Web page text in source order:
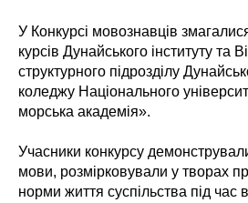
У Конкурсі мовознавців
курсів Дунайського інституту та
структурного підрозділу
коледжу Національного
морська академія».
Учасники конкурсу
мови, розмірковували у творах
норми життя суспільства під час